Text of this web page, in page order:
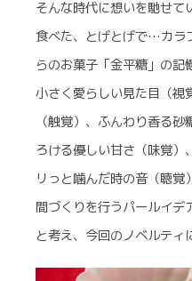
そんな時代に想いを馳せて
食べた、とげとげで…カ
らのお菓子「金平糖」の記
小さく愛らしい見た目（視
（触覚）、ふんわり香る
ろける優しい甘さ（味覚）
リっと噛んだ時の音（聴
間づくりを行うパールイデ
と考え、今回のノベルティ